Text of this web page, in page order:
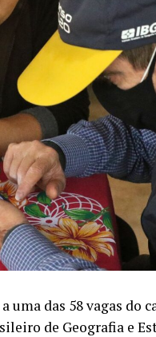
uma das 58 vagas do
de Geografia e